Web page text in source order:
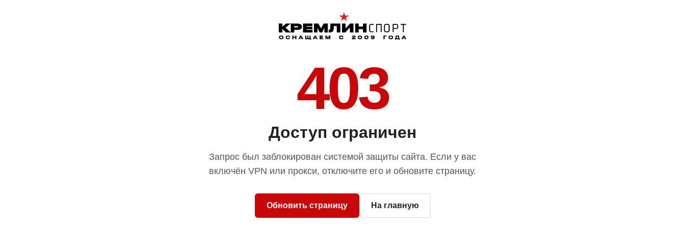
403
Доступ ограничен
Запрос был заблокирован системой защиты сайта. Если у вас
включён VPN или прокси, отключите его и обновите страницу.
Обновить страницу На главную